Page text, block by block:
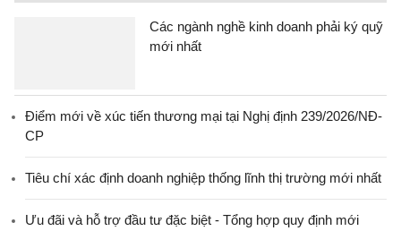
Các ngành nghề kinh doanh phải ký quỹ
mới nhất
Điểm mới về xúc tiến thương mại tại Nghị định 239/2026/NĐ-
CP
Tiêu chí xác định doanh nghiệp thống lĩnh thị trường mới nhất
Ưu đãi và hỗ trợ đầu tư đặc biệt - Tổng hợp quy định mới